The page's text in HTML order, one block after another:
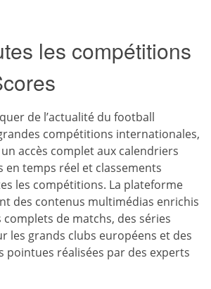
les compétitions
de l’actualité du football
compétitions internationales,
accès complet aux calendriers
en temps réel et classements
les compétitions. La plateforme
des contenus multimédias enrichis
complets de matchs, des séries
les grands clubs européens et des
pointues réalisées par des experts